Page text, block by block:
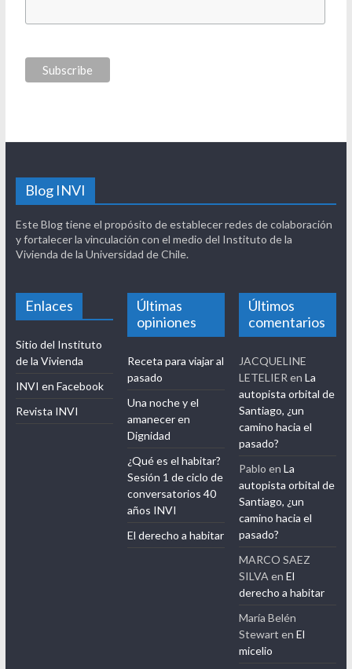
Blog INVI
Este Blog tiene el propósito de establecer redes de colaboración
y fortalecer la vinculación con el medio del Instituto de la
Vivienda de la Universidad de Chile.
Enlaces
Sitio del Instituto
de la Vivienda
INVI en Facebook
Revista INVI
Últimas
opiniones
Receta para viajar al
pasado
Una noche y el
amanecer en
Dignidad
¿Qué es el habitar?
Sesión 1 de ciclo de
conversatorios 40
años INVI
El derecho a habitar
Últimos
comentarios
JACQUELINE
LETELIER enLa
autopista orbital de
Santiago, ¿un
camino hacia el
pasado?
Pablo enLa
autopista orbital de
Santiago, ¿un
camino hacia el
pasado?
MARCO SAEZ
SILVA enEl
derecho a habitar
María Belén
Stewart enEl
micelio